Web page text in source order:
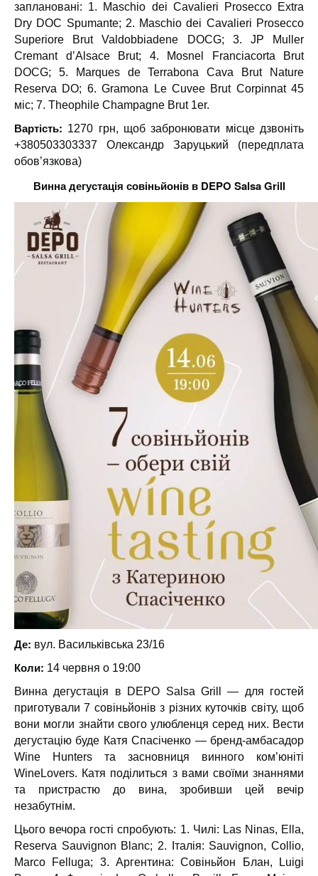
заплановані: 1. Maschio dei Cavalieri Prosecco Extra
Dry DOC Spumante; 2. Maschio dei Cavalieri Prosecco
Superiore Brut Valdobbiadene DOCG; 3. JP Muller
Cremant d’Alsace Brut; 4. Mosnel Franciacorta Brut
DOCG; 5. Marques de Terrabona Cava Brut Nature
Reserva DO; 6. Gramona Le Cuvee Brut Corpinnat 45
міс; 7. Theophile Champagne Brut 1er.
Вартість: 1270 грн, щоб забронювати місце дзвоніть
+380503303337 Олександр Заруцький (передплата
обов’язкова)
Винна дегустація совіньйонів в DEPO Salsa Grill
Де: вул. Васильківська 23/16
Коли: 14 червня о 19:00
Винна дегустація в DEPO Salsa Grill — для гостей
приготували 7 совіньйонів з різних куточків світу, щоб
вони могли знайти свого улюбленця серед них. Вести
дегустацію буде Катя Спасіченко — бренд-амбасадор
Wine Hunters та засновниця винного ком’юніті
WineLovers. Катя поділиться з вами своїми знаннями
та пристрастю до вина, зробивши цей вечір
незабутнім.
Цього вечора гості спробують: 1. Чилі: Las Ninas, Ella,
Reserva Sauvignon Blanc; 2. Італія: Sauvignon, Collio,
Marco Felluga; 3. Аргентина: Совіньйон Блан, Luigi